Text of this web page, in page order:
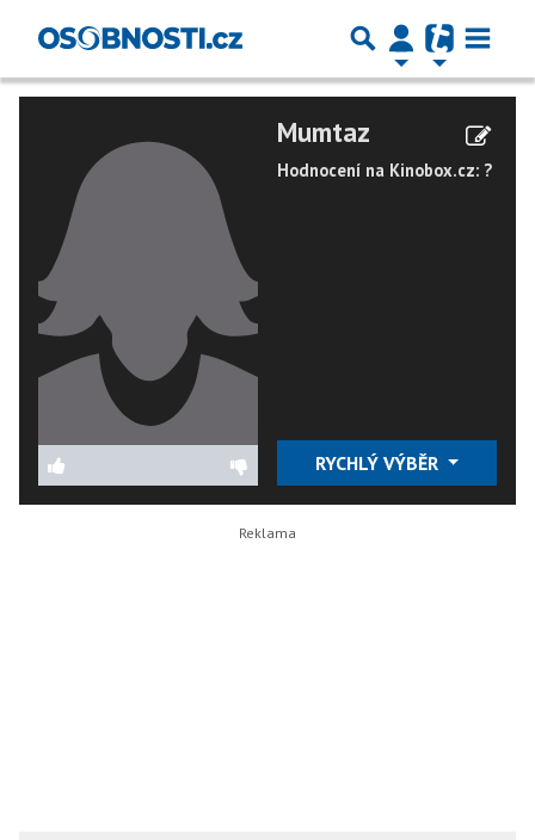
Mumtaz
Hodnocení na Kinobox.cz: ?
RYCHLÝ VÝBĚR